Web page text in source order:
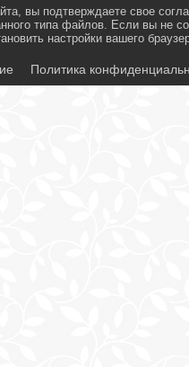
вы подтверждаете свое
типа файлов. Если вы не
настройки вашего
Политика